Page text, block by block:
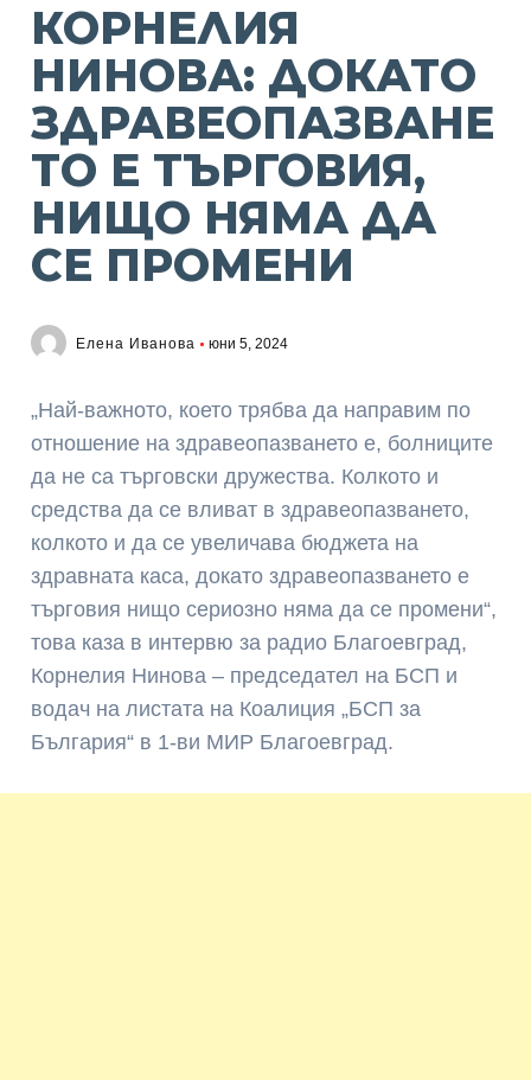
КОРНЕЛИЯ
НИНОВА: ДОКАТО
ЗДРАВЕОПАЗВАНЕ
ТО Е ТЪРГОВИЯ,
НИЩО НЯМА ДА
СЕ ПРОМЕНИ
Елена Иванова юни 5, 2024
„Най-важното, което трябва да направим по
отношение на здравеопазването е, болниците
да не са търговски дружества. Колкото и
средства да се вливат в здравеопазването,
колкото и да се увеличава бюджета на
здравната каса, докато здравеопазването е
търговия нищо сериозно няма да се промени“,
това каза в интервю за радио Благоевград,
Корнелия Нинова – председател на БСП и
водач на листата на Коалиция „БСП за
България“ в 1-ви МИР Благоевград.